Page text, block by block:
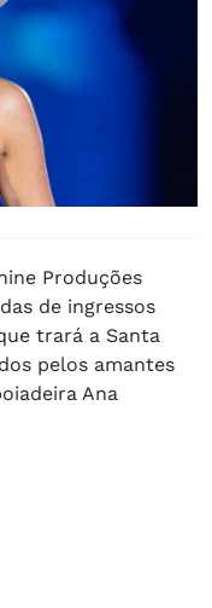
Produções
de ingressos
trará a Santa
pelos amantes
Ana